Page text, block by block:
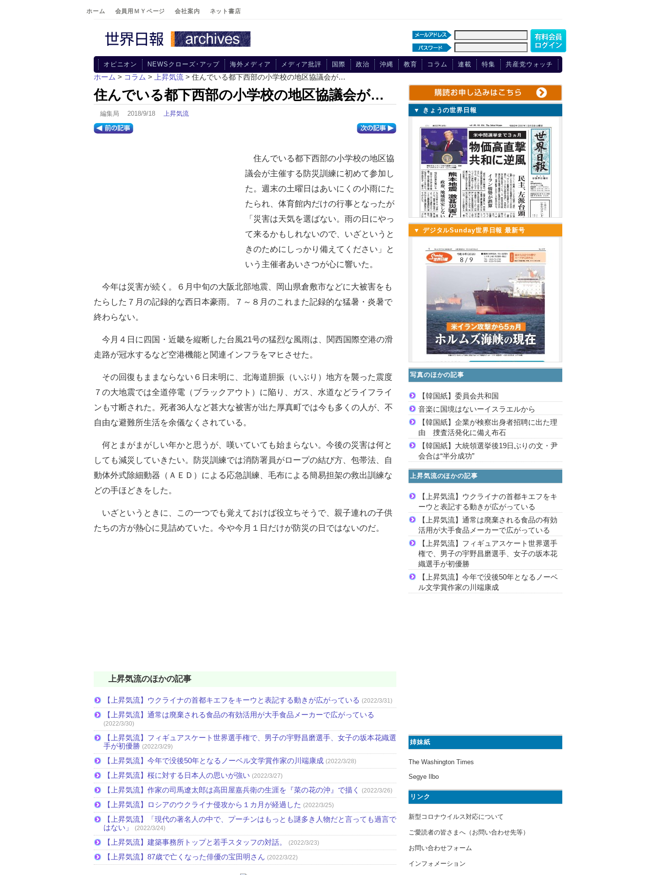
ホーム 会員用ＭＹページ 会社案内 ネット書店
オピニオン NEWSクローズ･アップ 海外メディア メディア批評 国際 政治 沖縄 教育 コラム 連載 特集 共産党ウォッチ
ホーム > コラム > 上昇気流 > 住んでいる都下西部の小学校の地区協議会が…
住んでいる都下西部の小学校の地区協議会が…
編集局 2018/9/18 上昇気流
住んでいる都下西部の小学校の地区協
議会が主催する防災訓練に初めて参加し
た。週末の土曜日はあいにくの小雨にた
たられ、体育館内だけの行事となったが
「災害は天気を選ばない。雨の日にやっ
て来るかもしれないので、いざというと
きのためにしっかり備えてください」と
いう主催者あいさつが心に響いた。
今年は災害が続く。６月中旬の大阪北部地震、岡山県倉敷市などに大被害をも
たらした７月の記録的な西日本豪雨。７～８月のこれまた記録的な猛暑・炎暑で
終わらない。
今月４日に四国・近畿を縦断した台風21号の猛烈な風雨は、関西国際空港の滑
走路が冠水するなど空港機能と関連インフラをマヒさせた。
その回復もままならない６日未明に、北海道胆振（いぶり）地方を襲った震度
７の大地震では全道停電（ブラックアウト）に陥り、ガス、水道などライフライ
ンも寸断された。死者36人など甚大な被害が出た厚真町では今も多くの人が、不
自由な避難所生活を余儀なくされている。
何とまがまがしい年かと思うが、嘆いていても始まらない。今後の災害は何と
しても減災していきたい。防災訓練では消防署員がロープの結び方、包帯法、自
動体外式除細動器（ＡＥＤ）による応急訓練、毛布による簡易担架の救出訓練な
どの手ほどきをした。
いざというときに、この一つでも覚えておけば役立ちそうで、親子連れの子供
たちの方が熱心に見詰めていた。今や今月１日だけが防災の日ではないのだ。
上昇気流のほかの記事
【上昇気流】ウクライナの首都キエフをキーウと表記する動きが広がっている (2022/3/31)
【上昇気流】通常は廃棄される食品の有効活用が大手食品メーカーで広がっている
(2022/3/30)
【上昇気流】フィギュアスケート世界選手権で、男子の宇野昌磨選手、女子の坂本花織選
手が初優勝 (2022/3/29)
【上昇気流】今年で没後50年となるノーベル文学賞作家の川端康成 (2022/3/28)
【上昇気流】桜に対する日本人の思いが強い (2022/3/27)
【上昇気流】作家の司馬遼太郎は高田屋嘉兵衛の生涯を『菜の花の沖』で描く (2022/3/26)
【上昇気流】ロシアのウクライナ侵攻から１カ月が経過した (2022/3/25)
【上昇気流】「現代の著名人の中で、プーチンはもっとも謎多き人物だと言っても過言で
はない」
(2022/3/24)
【上昇気流】建築事務所トップと若手スタッフの対話。 (2022/3/23)
【上昇気流】87歳で亡くなった俳優の宝田明さん (2022/3/22)
▼ きょうの世界日報
▼ デジタルSunday世界日報 最新号
写真のほかの記事
【韓国紙】委員会共和国
音楽に国境はないーイスラエルから
【韓国紙】企業が検察出身者招聘に出た理
由 捜査活発化に備え布石
【韓国紙】大統領選挙後19日ぶりの文・尹
会合は“半分成功”
上昇気流のほかの記事
【上昇気流】ウクライナの首都キエフをキ
ーウと表記する動きが広がっている
【上昇気流】通常は廃棄される食品の有効
活用が大手食品メーカーで広がっている
【上昇気流】フィギュアスケート世界選手
権で、男子の宇野昌磨選手、女子の坂本花
織選手が初優勝
【上昇気流】今年で没後50年となるノーベ
ル文学賞作家の川端康成
姉妹紙
The Washington Times
Segye Ilbo
リンク
新型コロナウイルス対応について
ご愛読者の皆さまへ（お問い合わせ先等）
お問い合わせフォーム
インフォメーション